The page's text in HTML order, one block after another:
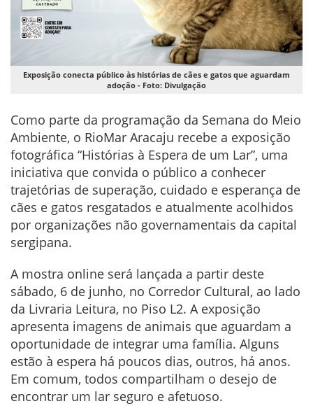
Exposição conecta público às histórias de cães e gatos que aguardam
adoção - Foto: Divulgação
Como parte da programação da Semana do Meio
Ambiente, o RioMar Aracaju recebe a exposição
fotográfica “Histórias à Espera de um Lar”, uma
iniciativa que convida o público a conhecer
trajetórias de superação, cuidado e esperança de
cães e gatos resgatados e atualmente acolhidos
por organizações não governamentais da capital
sergipana.
A mostra online será lançada a partir deste
sábado, 6 de junho, no Corredor Cultural, ao lado
da Livraria Leitura, no Piso L2. A exposição
apresenta imagens de animais que aguardam a
oportunidade de integrar uma família. Alguns
estão à espera há poucos dias, outros, há anos.
Em comum, todos compartilham o desejo de
encontrar um lar seguro e afetuoso.